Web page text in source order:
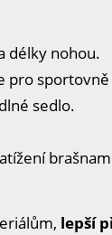
délky nohou.
pro
sedlo.
lepší